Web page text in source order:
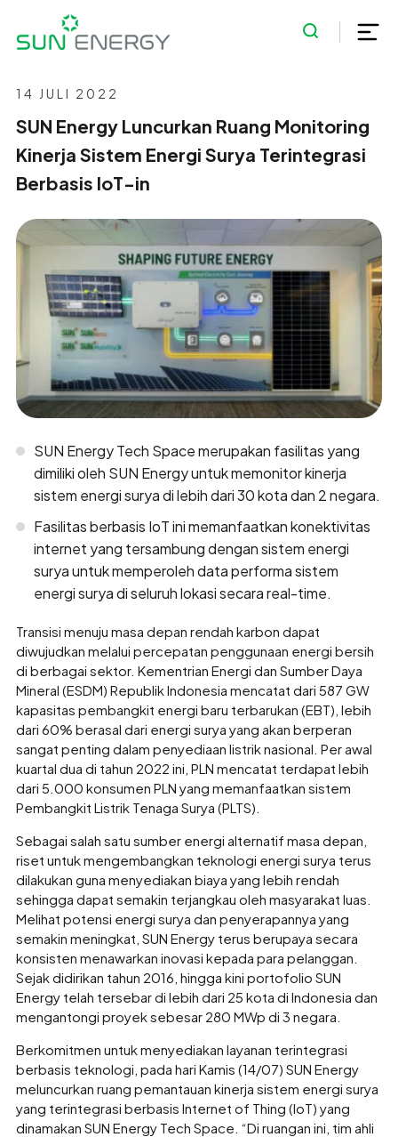
14 JULI 2022
SUN Energy Luncurkan Ruang Monitoring
Kinerja Sistem Energi Surya Terintegrasi
Berbasis IoT-in
SUN Energy Tech Space merupakan fasilitas yang
dimiliki oleh SUN Energy untuk memonitor kinerja
sistem energi surya di lebih dari 30 kota dan 2 negara.
Fasilitas berbasis IoT ini memanfaatkan konektivitas
internet yang tersambung dengan sistem energi
surya untuk memperoleh data performa sistem
energi surya di seluruh lokasi secara real-time.
Transisi menuju masa depan rendah karbon dapat
diwujudkan melalui percepatan penggunaan energi bersih
di berbagai sektor. Kementrian Energi dan Sumber Daya
Mineral (ESDM) Republik Indonesia mencatat dari 587 GW
kapasitas pembangkit energi baru terbarukan (EBT), lebih
dari 60% berasal dari energi surya yang akan berperan
sangat penting dalam penyediaan listrik nasional. Per awal
kuartal dua di tahun 2022 ini, PLN mencatat terdapat lebih
dari 5.000 konsumen PLN yang memanfaatkan sistem
Pembangkit Listrik Tenaga Surya (PLTS).
Sebagai salah satu sumber energi alternatif masa depan,
riset untuk mengembangkan teknologi energi surya terus
dilakukan guna menyediakan biaya yang lebih rendah
sehingga dapat semakin terjangkau oleh masyarakat luas.
Melihat potensi energi surya dan penyerapannya yang
semakin meningkat, SUN Energy terus berupaya secara
konsisten menawarkan inovasi kepada para pelanggan.
Sejak didirikan tahun 2016, hingga kini portofolio SUN
Energy telah tersebar di lebih dari 25 kota di Indonesia dan
mengantongi proyek sebesar 280 MWp di 3 negara.
Berkomitmen untuk menyediakan layanan terintegrasi
berbasis teknologi, pada hari Kamis (14/07) SUN Energy
meluncurkan ruang pemantauan kinerja sistem energi surya
yang terintegrasi berbasis Internet of Thing (IoT) yang
dinamakan SUN Energy Tech Space. “Di ruangan ini, tim ahli